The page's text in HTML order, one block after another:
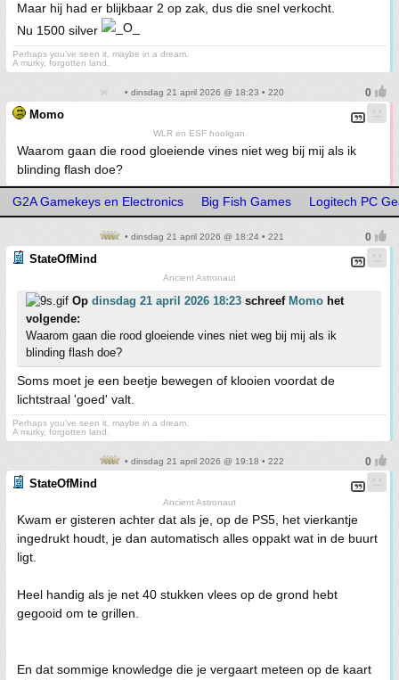
Maar hij had er blijkbaar 2 op zak, dus die snel verkocht.
Nu 1500 silver
Perhaps you've seen it, maybe in a dream.
A murky, forgotten land.
• dinsdag 21 april 2026 @ 18:23 • 220
Momo
WLR en ESF hooligan
Waarom gaan die rood gloeiende vines niet weg bij mij als ik
blinding flash doe?
G2A Gamekeys en Electronics Big Fish Games Logitech PC
• dinsdag 21 april 2026 @ 18:24 • 221
StateOfMind
Ancient Astronaut
Op dinsdag 21 april 2026 18:23 schreef Momo het
volgende:
Waarom gaan die rood gloeiende vines niet weg bij mij als ik
blinding flash doe?
Soms moet je een beetje bewegen of klooien voordat de
lichtstraal 'goed' valt.
Perhaps you've seen it, maybe in a dream.
A murky, forgotten land.
• dinsdag 21 april 2026 @ 19:18 • 222
StateOfMind
Ancient Astronaut
Kwam er gisteren achter dat als je, op de PS5, het vierkantje
ingedrukt houdt, je dan automatisch alles oppakt wat in de buurt
ligt.
Heel handig als je net 40 stukken vlees op de grond hebt
gegooid om te grillen.
En dat sommige knowledge die je vergaart meteen op de kaart